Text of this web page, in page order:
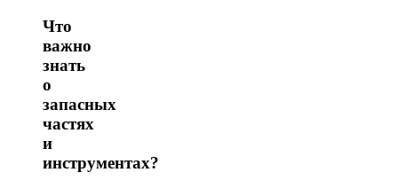
Что
важно
знать
о
запасных
частях
и
инструментах?